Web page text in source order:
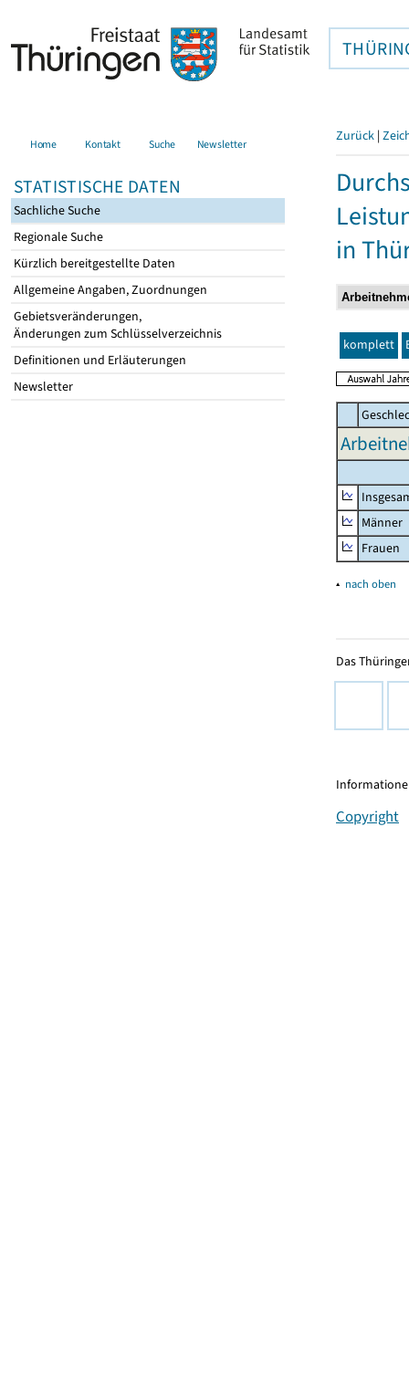
Home Kontakt Suche Newsletter
STATISTISCHE DATEN
Sachliche Suche
Regionale Suche
Kürzlich bereitgestellte Daten
Allgemeine Angaben, Zuordnungen
Gebietsveränderungen,
Änderungen zum Schlüsselverzeichnis
Definitionen und Erläuterungen
Newsletter
Zurück |
in
komplett
Männer
Frauen
▴ nach oben
Das
Copyright